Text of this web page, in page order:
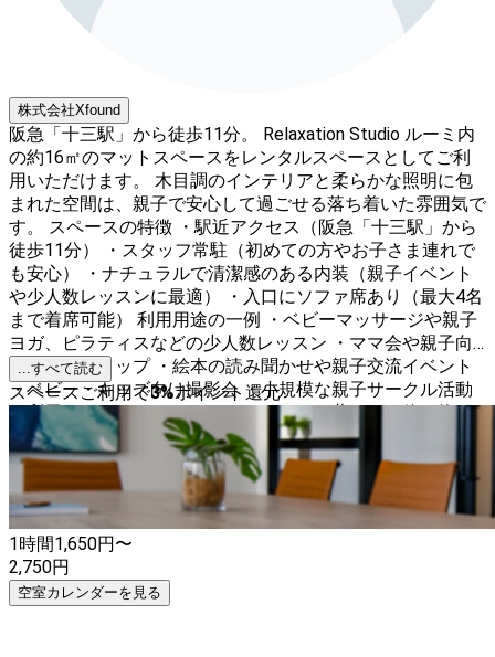
株式会社Xfound
阪急「十三駅」から徒歩11分。 Relaxation Studio ルーミ内
の約16㎡のマットスペースをレンタルスペースとしてご利
用いただけます。 木目調のインテリアと柔らかな照明に包
まれた空間は、親子で安心して過ごせる落ち着いた雰囲気で
す。 スペースの特徴 ・駅近アクセス（阪急「十三駅」から
徒歩11分） ・スタッフ常駐（初めての方やお子さま連れで
も安心） ・ナチュラルで清潔感のある内装（親子イベント
や少人数レッスンに最適） ・入口にソファ席あり（最大4名
まで着席可能） 利用用途の一例 ・ベビーマッサージや親子
ヨガ、ピラティスなどの少人数レッスン ・ママ会や親子向
けワークショップ ・絵本の読み聞かせや親子交流イベント
・ベビー・キッズ向け撮影会 ・小規模な親子サークル活動
ご利用にあたって ・マットスペースでは蓋つきの飲み物は
OKですが、食べ物の持ち込みはNGです ・ソファ席では飲食
可能です ・大きな汚損や破損があった場合は、必ずスタッ
フまでご連絡ください
...すべて読む
スペースご利用で3%ポイント還元
1時間1,650円〜
2,750円
空室カレンダーを見る